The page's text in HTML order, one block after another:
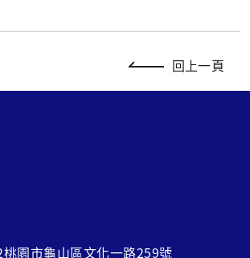
回上一頁
市龜山區文化一路259號